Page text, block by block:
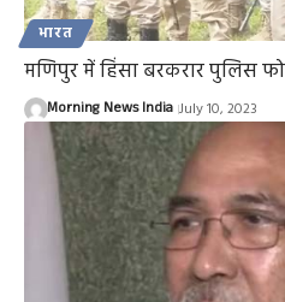
भारत
मणिपुर में हिंसा बरकरार पुलिस
Morning News India July 10, 2023